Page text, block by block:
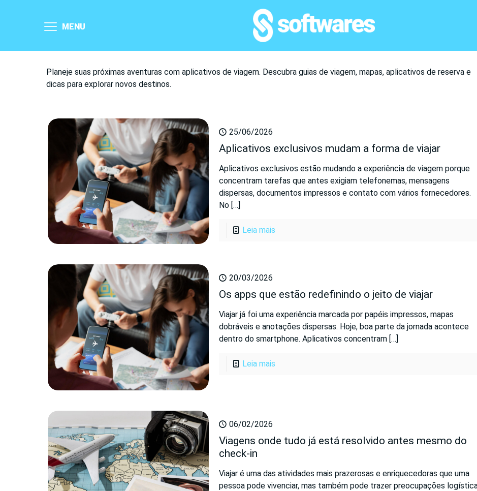
MENU
Planeje suas próximas aventuras com aplicativos de viagem. Descubra guias de viagem, mapas, aplicativos de reserva e
dicas para explorar novos destinos.
25/06/2026
Aplicativos exclusivos mudam a forma de viajar
Aplicativos exclusivos estão mudando a experiência de viagem porque
concentram tarefas que antes exigiam telefonemas, mensagens
dispersas, documentos impressos e contato com vários fornecedores.
No[…]
Leia mais
20/03/2026
Os apps que estão redefinindo o jeito de viajar
Viajar já foi uma experiência marcada por papéis impressos, mapas
dobráveis e anotações dispersas. Hoje, boa parte da jornada acontece
dentro do smartphone. Aplicativos concentram[…]
Leia mais
06/02/2026
Viagens onde tudo já está resolvido antes mesmo do
check-in
Viajar é uma das atividades mais prazerosas e enriquecedoras que uma
pessoa pode vivenciar, mas também pode trazer preocupações